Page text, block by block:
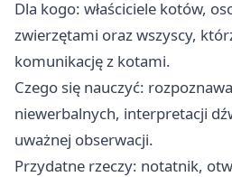
Dla kogo: właściciele kotów,
zwierzętami oraz wszyscy,
komunikację z kotami.
Czego się nauczyć:
niewerbalnych, interpretacji
uważnej obserwacji.
Przydatne rzeczy: notatnik,